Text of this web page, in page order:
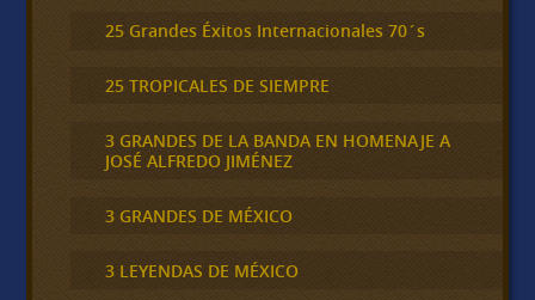
25 Grandes Éxitos Internacionales 70´s
25 TROPICALES DE SIEMPRE
3 GRANDES DE LA BANDA EN HOMENAJE A
JOSÉ ALFREDO JIMÉNEZ
3 GRANDES DE MÉXICO
3 LEYENDAS DE MÉXICO